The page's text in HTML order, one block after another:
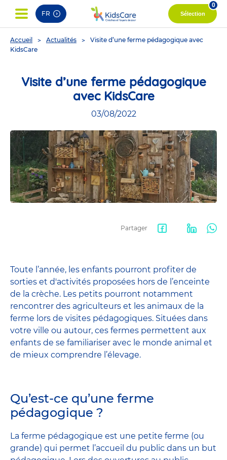
FR Sélection
0
You
are
Accueil Actualités
Visite d’une ferme pédagogique avec
KidsCare
Visite d’une ferme pédagogique
avec KidsCare
03/08/2022
Partager
Toute l’année, les enfants pourront profiter de
sorties et d'activités proposées hors de l’enceinte
de la crèche. Les petits pourront notamment
rencontrer des agriculteurs et les animaux de la
ferme lors de visites pédagogiques. Situées dans
votre ville ou autour, ces fermes permettent aux
enfants de se familiariser avec le monde animal et
de mieux comprendre l’élevage.
Qu’est-ce qu’une ferme
pédagogique ?
La ferme pédagogique est une petite ferme (ou
grande) qui permet l’accueil du public dans un but